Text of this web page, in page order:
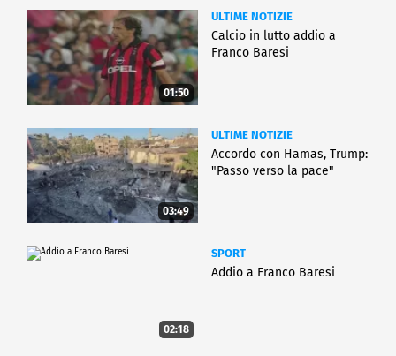
01:50
ULTIME NOTIZIE
Calcio in lutto addio a
Franco Baresi
03:49
ULTIME NOTIZIE
Accordo con Hamas, Trump:
"Passo verso la pace"
02:18
SPORT
Addio a Franco Baresi